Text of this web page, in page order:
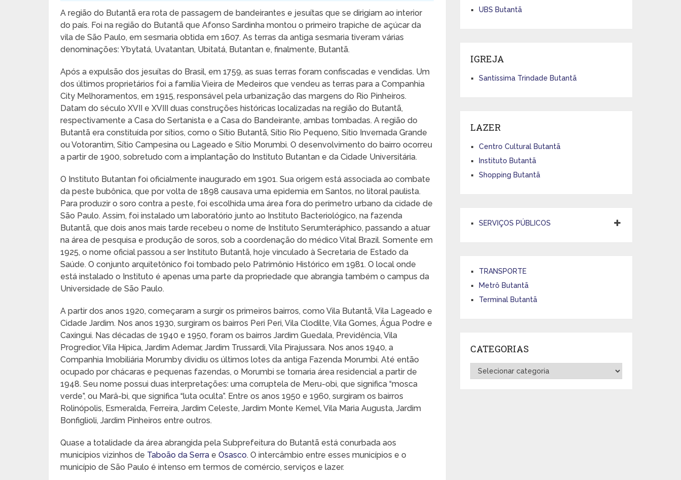
A região do Butantã era rota de passagem de bandeirantes e jesuítas que se dirigiam ao interior
do país. Foi na região do Butantã que Afonso Sardinha montou o primeiro trapiche de açúcar da
vila de São Paulo, em sesmaria obtida em 1607. As terras da antiga sesmaria tiveram várias
denominações: Ybytatá, Uvatantan, Ubitatá, Butantan e, finalmente, Butantã.
Após a expulsão dos jesuítas do Brasil, em 1759, as suas terras foram confiscadas e vendidas. Um
dos últimos proprietários foi a família Vieira de Medeiros que vendeu as terras para a Companhia
City Melhoramentos, em 1915, responsável pela urbanização das margens do Rio Pinheiros.
Datam do século XVII e XVIII duas construções históricas localizadas na região do Butantã,
respectivamente a Casa do Sertanista e a Casa do Bandeirante, ambas tombadas. A região do
Butantã era constituída por sítios, como o Sítio Butantã, Sítio Rio Pequeno, Sítio Invernada Grande
ou Votorantim, Sítio Campesina ou Lageado e Sítio Morumbi. O desenvolvimento do bairro ocorreu
a partir de 1900, sobretudo com a implantação do Instituto Butantan e da Cidade Universitária.
O Instituto Butantan foi oficialmente inaugurado em 1901. Sua origem está associada ao combate
da peste bubônica, que por volta de 1898 causava uma epidemia em Santos, no litoral paulista.
Para produzir o soro contra a peste, foi escolhida uma área fora do perímetro urbano da cidade de
São Paulo. Assim, foi instalado um laboratório junto ao Instituto Bacteriológico, na fazenda
Butantã, que dois anos mais tarde recebeu o nome de Instituto Serumteráphico, passando a atuar
na área de pesquisa e produção de soros, sob a coordenação do médico Vital Brazil. Somente em
1925, o nome oficial passou a ser Instituto Butantã, hoje vinculado à Secretaria de Estado da
Saúde. O conjunto arquitetônico foi tombado pelo Patrimônio Histórico em 1981. O local onde
está instalado o Instituto é apenas uma parte da propriedade que abrangia também o campus da
Universidade de São Paulo.
A partir dos anos 1920, começaram a surgir os primeiros bairros, como Vila Butantã, Vila Lageado e
Cidade Jardim. Nos anos 1930, surgiram os bairros Peri Peri, Vila Clodilte, Vila Gomes, Água Podre e
Caxingui. Nas décadas de 1940 e 1950, foram os bairros Jardim Guedala, Previdência, Vila
Progredior, Vila Hípica, Jardim Ademar, Jardim Trussardi, Vila Pirajussara. Nos anos 1940, a
Companhia Imobiliária Morumby dividiu os últimos lotes da antiga Fazenda Morumbi. Até então
ocupado por chácaras e pequenas fazendas, o Morumbi se tornaria área residencial a partir de
1948. Seu nome possui duas interpretações: uma corruptela de Meru-obi, que significa “mosca
verde”, ou Marâ-bi, que significa “luta oculta”. Entre os anos 1950 e 1960, surgiram os bairros
Rolinópolis, Esmeralda, Ferreira, Jardim Celeste, Jardim Monte Kemel, Vila Maria Augusta, Jardim
Bonfiglioli, Jardim Pinheiros entre outros.
Quase a totalidade da área abrangida pela Subprefeitura do Butantã está conurbada aos
municípios vizinhos de Taboão da Serra eOsasco. O intercâmbio entre esses municípios e o
município de São Paulo é intenso em termos de comércio, serviços e lazer.
UBS Butantã
IGREJA
Santíssima Trindade Butantã
LAZER
Centro Cultural Butantã
Instituto Butantã
Shopping Butantã
SERVIÇOS PÚBLICOS
TRANSPORTE
Metrô Butantã
Terminal Butantã
CATEGORIAS
Categorias